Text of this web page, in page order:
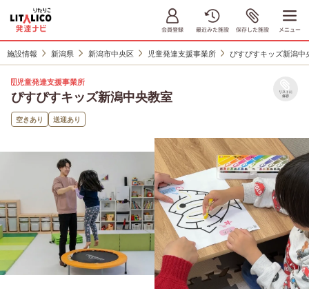
施設情報 新潟県 新潟市中央区 児童発達支援事業所 ぴすぴすキッズ新潟中
児童発達支援事業所
ぴすぴすキッズ新潟中央教室 リストに
保存
空きあり 送迎あり